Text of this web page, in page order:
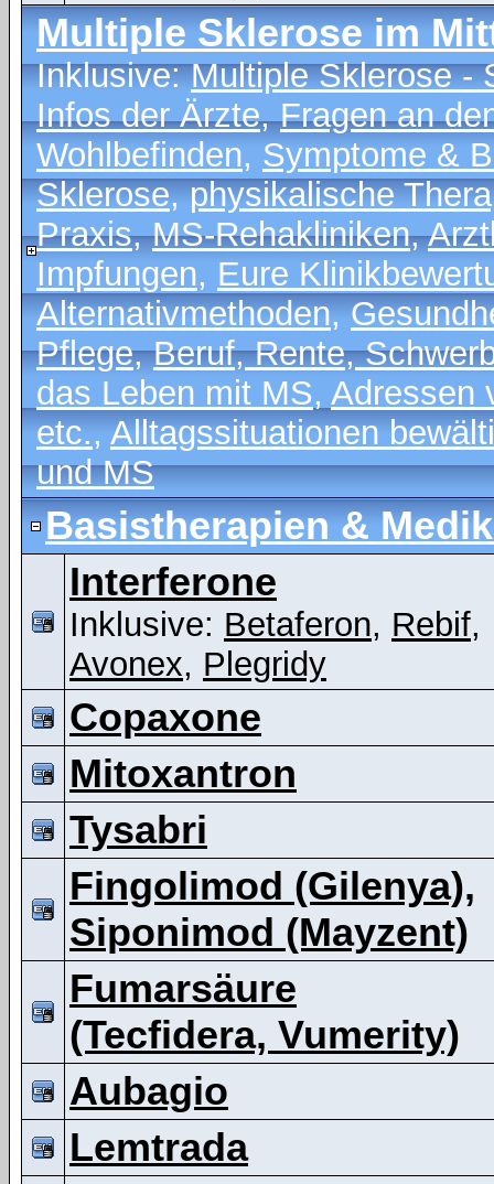
Multiple Sklerose im
Inklusive:Multiple Sklerose -
Infos der Ärzte,Fragen an
Wohlbefinden, Symptome &
Sklerose,physikalische
Praxis,MS-Rehakliniken,
Impfungen, Eure
Alternativmethoden,
Pflege,Beruf, Rente,
das Leben mit MS, Adressen
etc.,Alltagssituationen
und MS
Basistherapien &
Interferone
Inklusive: Betaferon, Rebif,
Avonex, Plegridy
Copaxone
Mitoxantron
Tysabri
Fingolimod (Gilenya),
Siponimod (Mayzent)
Fumarsäure
(Tecfidera, Vumerity)
Aubagio
Lemtrada